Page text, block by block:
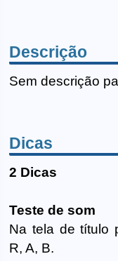
Descrição
Sem descrição
Dicas
2 Dicas
Teste de som
Na tela de título
R, A, B.